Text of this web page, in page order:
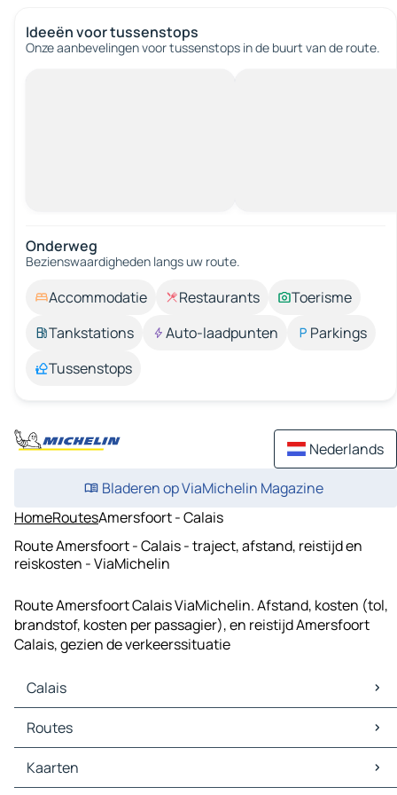
Ideeën voor tussenstops
Onze aanbevelingen voor tussenstops in de buurt van de route.
Onderweg
Bezienswaardigheden langs uw route.
Accommodatie Restaurants
Toerisme
Tankstations
Auto-laadpunten
Parkings
Tussenstops
Nederlands
Bladeren op ViaMichelin Magazine
HomeRoutesAmersfoort - Calais
Route Amersfoort - Calais - traject, afstand, reistijd en
reiskosten - ViaMichelin
Route Amersfoort Calais ViaMichelin. Afstand, kosten (tol,
brandstof, kosten per passagier), en reistijd Amersfoort
Calais, gezien de verkeerssituatie
Calais
Calais Kaarten
Calais Verkeer
Calais Hotels
Calais Restaurants
Routes
Routes Calais - Duinkerke
Routes Calais - Escalles
Kaarten